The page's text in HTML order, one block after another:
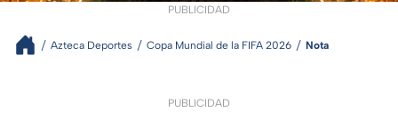
PUBLICIDAD
Azteca Deportes Copa Mundial de la FIFA 2026 Nota
PUBLICIDAD